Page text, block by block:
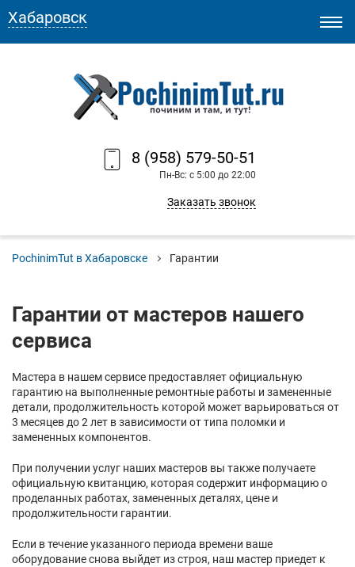
8 (958) 579-50-51
Пн-Вс: с 5:00 до 22:00
Заказать звонок
Хабаровск
PochinimTut в Хабаровске Гарантии
Гарантии от мастеров нашего
сервиса
Мастера в нашем сервисе предоставляет официальную
гарантию на выполненные ремонтные работы и замененные
детали, продолжительность которой может варьироваться от
3 месяцев до 2 лет в зависимости от типа поломки и
замененных компонентов.
При получении услуг наших мастеров вы также получаете
официальную квитанцию, которая содержит информацию о
проделанных работах, замененных деталях, цене и
продолжительности гарантии.
Если в течение указанного периода времени ваше
оборудование снова выйдет из строя, наш мастер приедет к